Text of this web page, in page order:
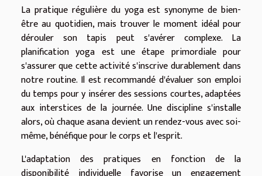
La pratique régulière du yoga est synonyme de bien-
être au quotidien, mais trouver le moment idéal pour
dérouler son tapis peut s'avérer complexe. La
planification yoga est une étape primordiale pour
s'assurer que cette activité s'inscrive durablement dans
notre routine. Il est recommandé d'évaluer son emploi
du temps pour y insérer des sessions courtes, adaptées
aux interstices de la journée. Une discipline s'installe
alors, où chaque asana devient un rendez-vous avec soi-
même, bénéfique pour le corps et l'esprit.
L'adaptation des pratiques en fonction de la